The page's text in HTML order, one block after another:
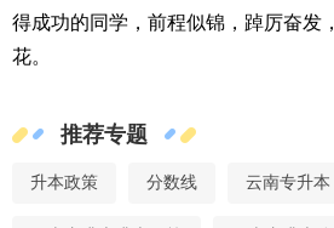
得成功的同学，前程似锦，踔厉奋发
花。
推荐专题
升本政策 分数线 云南专升本